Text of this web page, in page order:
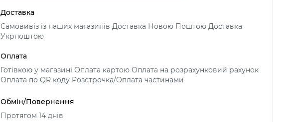
Доставка
Самовивіз із наших магазинів Доставка Новою Поштою Доставка
Укрпоштою
Оплата
Готівкою у магазині Оплата картою Оплата на розрахунковий рахунок
Оплата по QR коду Розстрочка/Оплата частинами
Обмін/Повернення
Протягом 14 днів